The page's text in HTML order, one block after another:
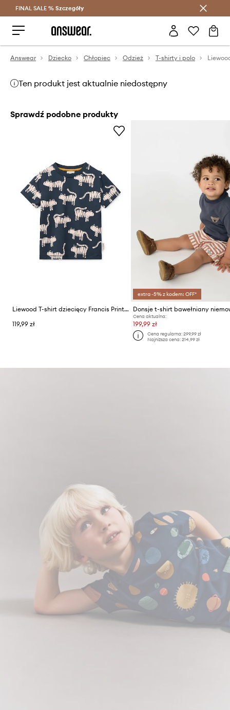
Oszczędzaj z Answear Club >
FINAL SALE % Szczegóły
Answear Dziecko Chłopiec Odzież T-shirty i polo
Ten produkt jest aktualnie niedostępny
Sprawdź podobne produkty
Liewood T-shirt dziecięcy Francis Printed SS T-shirt
119,99 zł
extra -5% z kodem: OFF*
Cena aktualna:
199,99 zł
Cena regularna: 299,99 zł
Najniższa cena: 214,99 zł